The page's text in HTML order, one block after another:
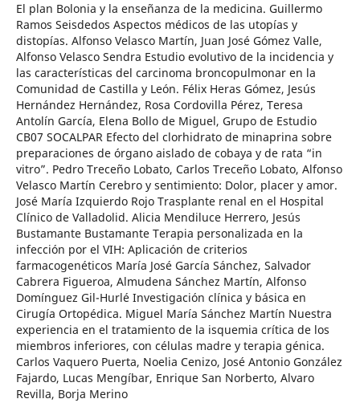
El plan Bolonia y la enseñanza de la medicina. Guillermo
Ramos Seisdedos Aspectos médicos de las utopías y
distopías. Alfonso Velasco Martín, Juan José Gómez Valle,
Alfonso Velasco Sendra Estudio evolutivo de la incidencia y
las características del carcinoma broncopulmonar en la
Comunidad de Castilla y León. Félix Heras Gómez, Jesús
Hernández Hernández, Rosa Cordovilla Pérez, Teresa
Antolín García, Elena Bollo de Miguel, Grupo de Estudio
CB07 SOCALPAR Efecto del clorhidrato de minaprina sobre
preparaciones de órgano aislado de cobaya y de rata “in
vitro”. Pedro Treceño Lobato, Carlos Treceño Lobato, Alfonso
Velasco Martín Cerebro y sentimiento: Dolor, placer y amor.
José María Izquierdo Rojo Trasplante renal en el Hospital
Clínico de Valladolid. Alicia Mendiluce Herrero, Jesús
Bustamante Bustamante Terapia personalizada en la
infección por el VIH: Aplicación de criterios
farmacogenéticos María José García Sánchez, Salvador
Cabrera Figueroa, Almudena Sánchez Martín, Alfonso
Domínguez Gil-Hurlé Investigación clínica y básica en
Cirugía Ortopédica. Miguel María Sánchez Martín Nuestra
experiencia en el tratamiento de la isquemia crítica de los
miembros inferiores, con células madre y terapia génica.
Carlos Vaquero Puerta, Noelia Cenizo, José Antonio González
Fajardo, Lucas Mengíbar, Enrique San Norberto, Alvaro
Revilla, Borja Merino